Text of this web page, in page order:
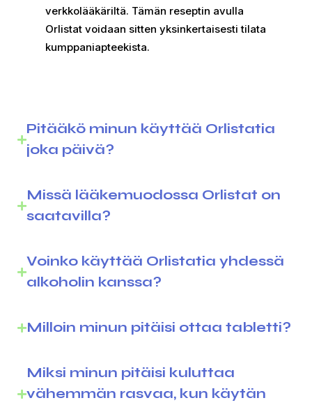
verkkolääkäriltä. Tämän reseptin avulla
Orlistat voidaan sitten yksinkertaisesti tilata
kumppaniapteekista.
Pitääkö minun käyttää Orlistatia
joka päivä?
Missä lääkemuodossa Orlistat on
saatavilla?
Voinko käyttää Orlistatia yhdessä
alkoholin kanssa?
Milloin minun pitäisi ottaa tabletti?
Miksi minun pitäisi kuluttaa
vähemmän rasvaa, kun käytän